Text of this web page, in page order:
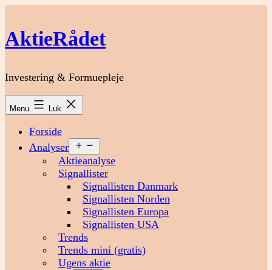
indhold
AktieRådet
Investering & Formuepleje
Menu Luk
Forside
Analyser
menu
Aktieanalyse
Signallister
Signallisten Danmark
Signallisten Norden
Signallisten Europa
Signallisten USA
Trends
Trends mini (gratis)
Ugens aktie